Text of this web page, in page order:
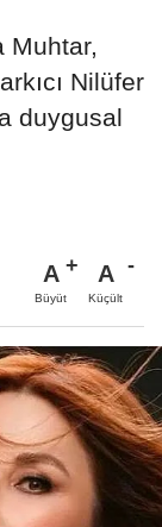
Muhtar,
Nilüfer
duygusal
A
Büyüt
A
Küçült